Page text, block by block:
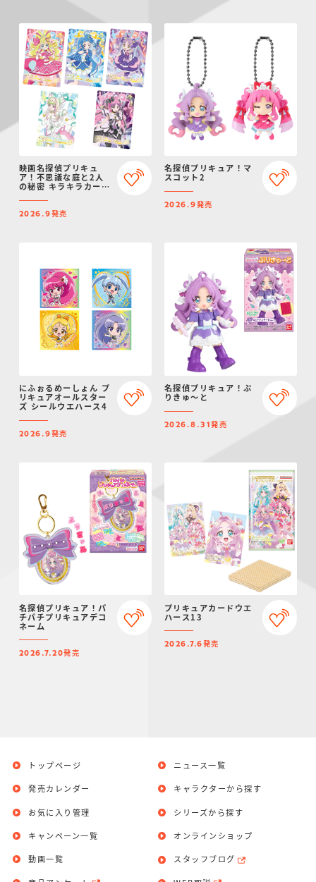
映画名探偵プリキュ
ア！不思議な庭と2人
の秘密 キラキラカード
2026.9発売
名探偵プリキュア！マ
スコット2
2026.9発売
にふぉるめーしょん プ
リキュアオールスター
ズ シールウエハース4
2026.9発売
名探偵プリキュア！ぷ
りきゅ～と
2026.8.31発売
名探偵プリキュア！パ
チパチプリキュアデコ
ネーム
2026.7.20発売
プリキュアカードウエ
ハース13
2026.7.6発売
トップページ
発売カレンダー
お気に入り管理
ニュース一覧
キャラクターから探す
シリーズから探す
キャンペーン一覧
動画一覧
オンラインショップ
スタッフブログ